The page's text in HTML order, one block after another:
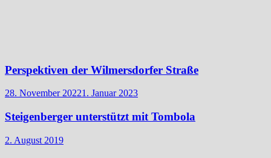
Perspektiven der Wilmersdorfer Straße
28. November 20221. Januar 2023
Steigenberger unterstützt mit Tombola
2. August 2019